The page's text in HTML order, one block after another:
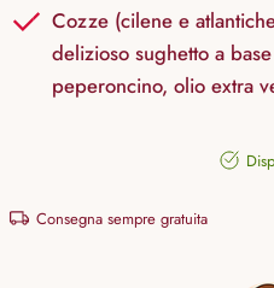
Cozze (cilene e
delizioso sughetto a
peperoncino, olio extra
Consegna sempre gratuita